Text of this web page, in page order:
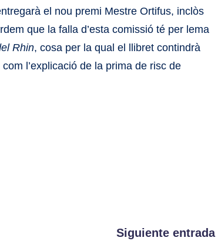
el nou premi Mestre Ortifus, inclòs
que la falla d’esta comissió té per lema
Rhin, cosa per la qual el llibret contindrà
l’explicació de la prima de risc de
Siguiente entrada